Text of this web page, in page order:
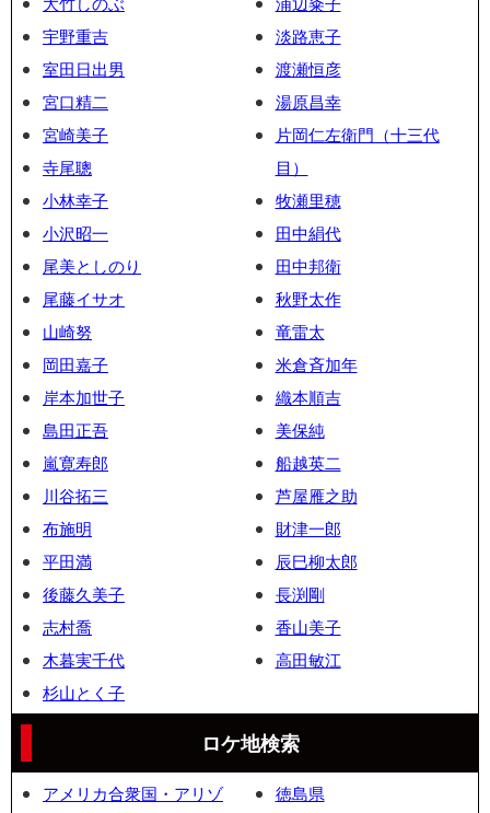
宇野重吉
室田日出男
宮口精二
宮崎美子
寺尾聰
小林幸子
小沢昭一
尾美としのり
尾藤イサオ
山崎努
岡田嘉子
岸本加世子
島田正吾
嵐寛寿郎
川谷拓三
布施明
平田満
後藤久美子
志村喬
木暮実千代
杉山とく子
淡路恵子
渡瀬恒彦
湯原昌幸
片岡仁左衛門（十三代
目）
牧瀬里穂
田中絹代
田中邦衛
秋野太作
竜雷太
米倉斉加年
織本順吉
美保純
船越英二
芦屋雁之助
財津一郎
辰巳柳太郎
長渕剛
香山美子
高田敏江
ロケ地検索
アメリカ合衆国・アリゾ
徳島県